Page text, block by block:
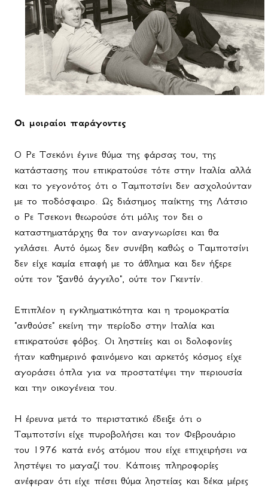
Οι μοιραίοι παράγοντες
Ο Ρε Τσεκόνι έγινε θύμα της φάρσας του, της
κατάστασης που επικρατούσε τότε στην Ιταλία αλλά
και το γεγονότος ότι ο Ταμποτσίνι δεν ασχολούνταν
με το ποδόσφαιρο. Ως διάσημος παίκτης της Λάτσιο
ο Ρε Τσεκονι θεωρούσε ότι μόλις τον δει ο
καταστηματάρχης θα τον αναγνωρίσει και θα
γελάσει. Αυτό όμως δεν συνέβη καθώς ο Ταμποτσίνι
δεν είχε καμία επαφή με το άθλημα και δεν ήξερε
ούτε τον "ξανθό άγγελο", ούτε τον Γκεντίν.
Επιπλέον η εγκληματικότητα και η τρομοκρατία
"ανθούσε" εκείνη την περίοδο στην Ιταλία και
επικρατούσε φόβος. Οι ληστείες και οι δολοφονίες
ήταν καθημερινό φαινόμενο και αρκετός κόσμος είχε
αγοράσει όπλα για να προστατέψει την περιουσία
και την οικογένεια του.
Η έρευνα μετά το περιστατικό έδειξε ότι ο
Ταμποτσίνι είχε πυροβολήσει και τον Φεβρουάριο
του 1976 κατά ενός ατόμου που είχε επιχειρήσει να
ληστέψει το μαγαζί του. Κάποιες πληροφορίες
ανέφεραν ότι είχε πέσει θύμα ληστείας και δέκα μέρες